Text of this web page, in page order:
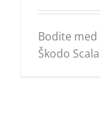
Bodite
Škodo